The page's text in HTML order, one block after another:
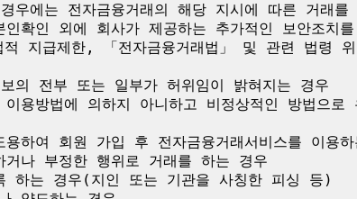
에는 전자금융거래의 해당 지시에 따른 거래를
확인 외에 회사가 제공하는 추가적인 보안조치
급제한, 「전자금융거래법」 및 관련 법령 위
의 전부 또는 일부가 허위임이 밝혀지는 경우
용방법에 의하지 아니하고 비정상적인 방법으로
하여 회원 가입 후 전자금융거래서비스를 이용
나 부정한 행위로 거래를 하는 경우
하는 경우(지인 또는 기관을 사칭한 피싱 등)